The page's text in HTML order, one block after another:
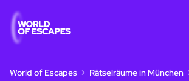
World of Escapes Rätselräume in München